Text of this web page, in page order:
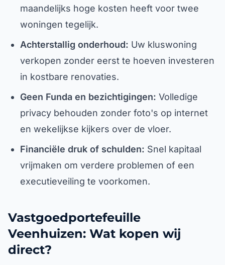
maandelijks hoge kosten heeft voor twee
woningen tegelijk.
Achterstallig onderhoud: Uw kluswoning
verkopen zonder eerst te hoeven investeren
in kostbare renovaties.
Geen Funda en bezichtigingen: Volledige
privacy behouden zonder foto's op internet
en wekelijkse kijkers over de vloer.
Financiële druk of schulden: Snel kapitaal
vrijmaken om verdere problemen of een
executieveiling te voorkomen.
Vastgoedportefeuille
Veenhuizen: Wat kopen wij
direct?